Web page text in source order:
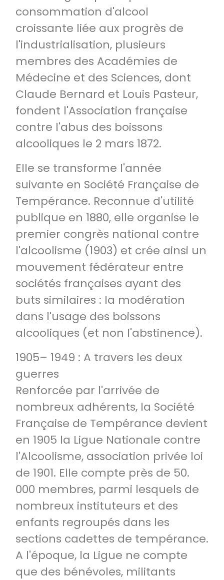
consommation d'alcool
croissante liée aux progrès de
l'industrialisation, plusieurs
membres des Académies de
Médecine et des Sciences, dont
Claude Bernard et Louis Pasteur,
fondent l'Association française
contre l'abus des boissons
alcooliques le 2 mars 1872.
Elle se transforme l'année
suivante en Société Française de
Tempérance. Reconnue d'utilité
publique en 1880, elle organise le
premier congrès national contre
l'alcoolisme (1903) et crée ainsi un
mouvement fédérateur entre
sociétés françaises ayant des
buts similaires : la modération
dans l'usage des boissons
alcooliques (et non l'abstinence).
1905– 1949 : A travers les deux
guerres
Renforcée par l'arrivée de
nombreux adhérents, la Société
Française de Tempérance devient
en 1905 la Ligue Nationale contre
l'Alcoolisme, association privée loi
de 1901. Elle compte près de 50.
000 membres, parmi lesquels de
nombreux instituteurs et des
enfants regroupés dans les
sections cadettes de tempérance.
A l'époque, la Ligue ne compte
que des bénévoles, militants